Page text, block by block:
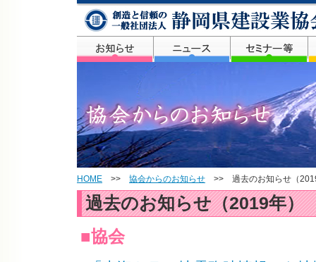
HOME >> 協会からのお知らせ >> 過去のお知らせ（
過去のお知らせ（2019年）
■協会